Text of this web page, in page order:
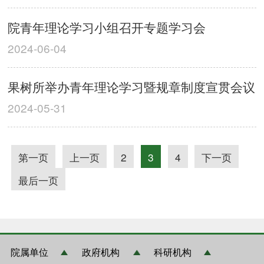
院青年理论学习小组召开专题学习会
2024-06-04
果树所举办青年理论学习暨规章制度宣贯会议
2024-05-31
第一页 上一页 2 3 4
下一页
最后一页
院属单位 政府机构 科研机构